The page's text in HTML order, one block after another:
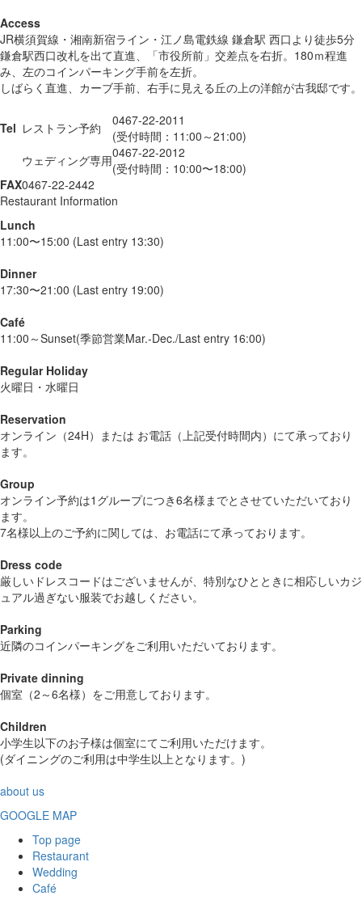
Access
JR横須賀線・湘南新宿ライン・江ノ島電鉄線 鎌倉駅 西口より徒歩5分
鎌倉駅西口改札を出て直進、「市役所前」交差点を右折。180ｍ程進
み、左のコインパーキング手前を左折。
しばらく直進、カーブ手前、右手に見える丘の上の洋館が古我邸です。
Tel レストラン予約
0467-22-2011
(受付時間：11:00～21:00)
ウェディング専用0467-22-2012
(受付時間：10:00〜18:00)
FAX0467-22-2442
Restaurant Information
Lunch
11:00〜15:00 (Last entry 13:30)
Dinner
17:30〜21:00 (Last entry 19:00)
Café
11:00～Sunset(季節営業Mar.-Dec./Last entry 16:00)
Regular Holiday
火曜日・水曜日
Reservation
オンライン（24H）または お電話（上記受付時間内）にて承っており
ます。
Group
オンライン予約は1グループにつき6名様までとさせていただいており
ます。
7名様以上のご予約に関しては、お電話にて承っております。
Dress code
厳しいドレスコードはございませんが、特別なひとときに相応しいカジ
ュアル過ぎない服装でお越しください。
Parking
近隣のコインパーキングをご利用いただいております。
Private dinning
個室（2～6名様）をご用意しております。
Children
小学生以下のお子様は個室にてご利用いただけます。
(ダイニングのご利用は中学生以上となります。)
about us
GOOGLE MAP
Top page
Restaurant
Wedding
Café